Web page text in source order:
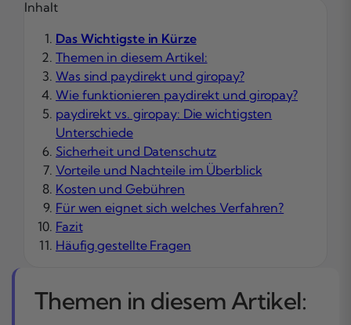
Inhalt
Das Wichtigste in Kürze
Themen in diesem Artikel:
Was sind paydirekt und giropay?
Wie funktionieren paydirekt und giropay?
paydirekt vs. giropay: Die wichtigsten
Unterschiede
Sicherheit und Datenschutz
Vorteile und Nachteile im Überblick
Kosten und Gebühren
Für wen eignet sich welches Verfahren?
Fazit
Häufig gestellte Fragen
Themen in diesem Artikel: